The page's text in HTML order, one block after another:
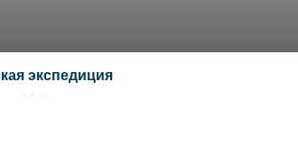
экспедиция